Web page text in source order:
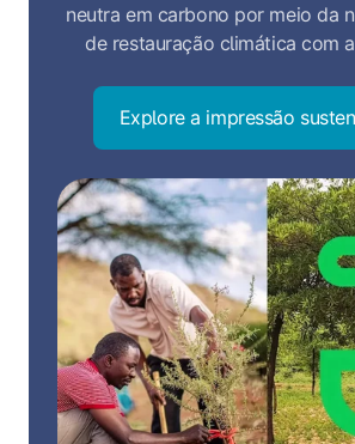
neutra em carbono por meio da
de restauração climática com
Explore a impressão